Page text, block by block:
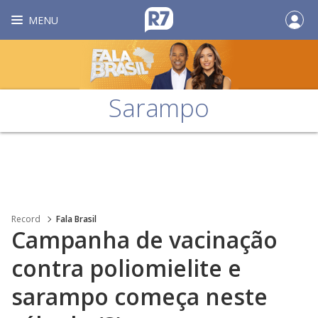
MENU
Sarampo
Record Fala Brasil
Campanha de vacinação
contra poliomielite e
sarampo começa neste